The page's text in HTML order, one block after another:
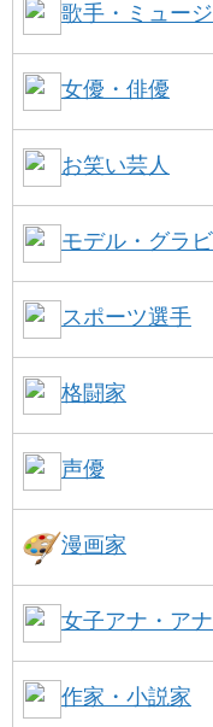
歌手・ミュー
女優・俳優
お笑い芸人
モデル・グラ
スポーツ選手
格闘家
声優
漫画家
女子アナ・ア
作家・小説家